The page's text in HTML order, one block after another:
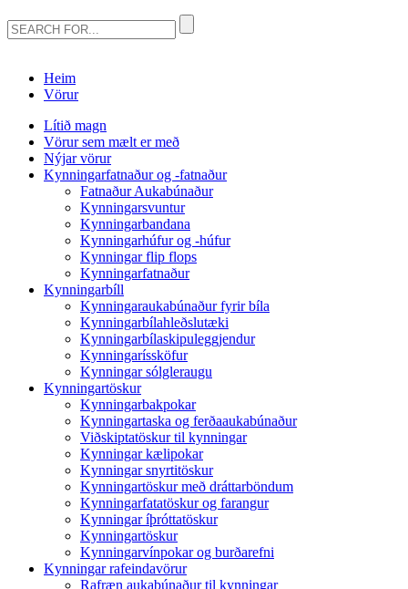
Heim
Vörur
Lítið magn
Vörur sem mælt er með
Nýjar vörur
Kynningarfatnaður og -fatnaður
Fatnaður Aukabúnaður
Kynningarsvuntur
Kynningarbandana
Kynningarhúfur og -húfur
Kynningar flip flops
Kynningarfatnaður
Kynningarbíll
Kynningaraukabúnaður fyrir bíla
Kynningarbílahleðslutæki
Kynningarbílaskipuleggjendur
Kynningaríssköfur
Kynningar sólgleraugu
Kynningartöskur
Kynningarbakpokar
Kynningartaska og ferðaaukabúnaður
Viðskiptatöskur til kynningar
Kynningar kælipokar
Kynningar snyrtitöskur
Kynningartöskur með dráttarböndum
Kynningarfatatöskur og farangur
Kynningar íþróttatöskur
Kynningartöskur
Kynningarvínpokar og burðarefni
Kynningar rafeindavörur
Rafræn aukabúnaður til kynningar